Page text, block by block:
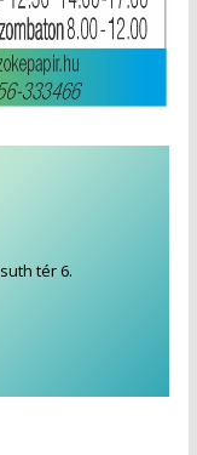
tér 6.